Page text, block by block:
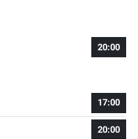
20:00
17:00
20:00